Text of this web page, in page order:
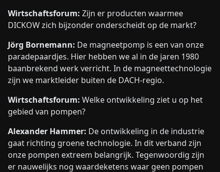
Wirtschaftsforum: Zijn er producten waarmee
DICKOW zich bijzonder onderscheidt op de markt?
Jörg Bornemann: De magneetpomp is een van onze
paradepaardjes. Hier hebben we al in de jaren 1980
baanbrekend werk verricht. In de magneettechnologie
zijn we marktleider buiten de DACH-regio.
Wirtschaftsforum: Welke ontwikkeling ziet u op het
gebied van pompen?
Alexander Hammer: De ontwikkeling in de industrie
gaat richting groene technologie. In dit verband zijn
onze pompen extreem belangrijk. Tegenwoordig zijn
er nauwelijks nog waardeketens waar geen pompen